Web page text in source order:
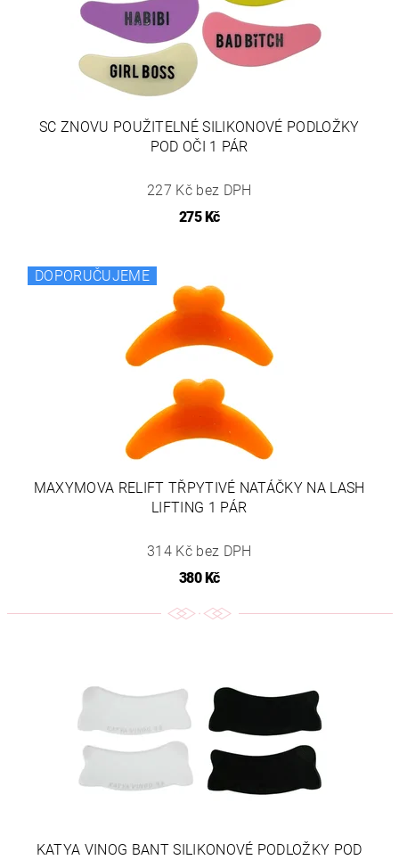
SC ZNOVU POUŽITELNÉ SILIKONOVÉ PODLOŽKY
POD OČI 1 PÁR
227 Kč bez DPH
275 Kč
DOPORUČUJEME
MAXYMOVA RELIFT TŘPYTIVÉ NATÁČKY NA LASH
LIFTING 1 PÁR
314 Kč bez DPH
380 Kč
KATYA VINOG BANT SILIKONOVÉ PODLOŽKY POD